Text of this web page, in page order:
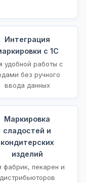
Интеграция
с 1С
удобной работы с
без ручного
ввода данных
Маркировка
сладостей и
кондитерских
изделий
фабрик, пекарен и
дистрибьюторов